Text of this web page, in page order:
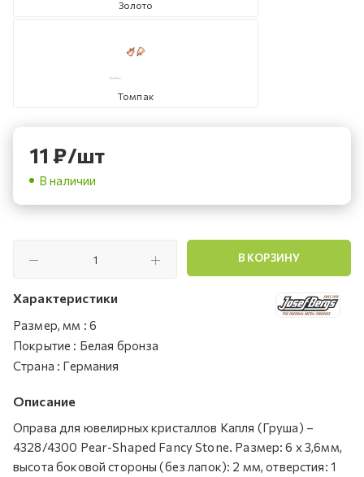
Золото
Томпак
11 ₽/шт
В наличии
В КОРЗИНУ
Характеристики
Размер, мм : 6
Покрытие : Белая бронза
Страна : Германия
Описание
Оправа для ювелирных кристаллов Капля (Груша) –
4328/4300 Pear-Shaped Fancy Stone. Размер: 6 х 3,6мм,
высота боковой стороны (без лапок): 2 мм, отверстия: 1